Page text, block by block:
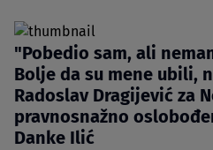
"Pobedio sam, ali
Bolje da su mene ubili,
Radoslav Dragijević za
pravnosnažno
Danke Ilić